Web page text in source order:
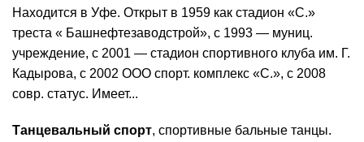
Находится в Уфе. Открыт в 1959 как стадион «С.»
треста « Башнефтезаводстрой», с 1993 — муниц.
учреждение, с 2001 — стадион спортивного клуба им. Г.
Кадырова, с 2002 ООО спорт. комплекс «С.», с 2008
совр. статус. Имеет...
Танцевальный спорт, спортивные бальные танцы.